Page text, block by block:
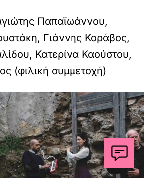
Παπαϊωάννου,
Γιάννης Κοράβος,
Κατερίνα Καούστου,
(φιλική συμμετοχή)